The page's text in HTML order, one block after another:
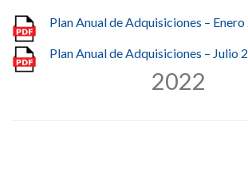
Plan Anual de Adquisiciones –
Plan Anual de Adquisiciones – Julio
2022